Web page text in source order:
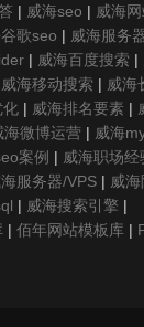
| 威海seo | 威海
歌seo | 威海服务
| 威海百度搜索 |
威海移动搜索 | 威海
化 | 威海排名要素 |
海微博运营 | 威海
案例 | 威海职场经
海服务器/VPS | 威
| 威海搜索引擎 |
| 佰年网站模板库 |